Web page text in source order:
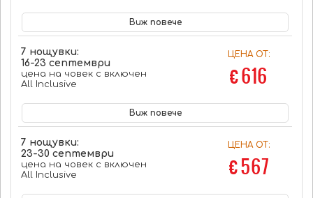
Виж повече
7 нощувки:
16-23 септември
цена на човек с включен
All Inclusive
ЦЕНА ОТ:
€ 616
Виж повече
7 нощувки:
23-30 септември
цена на човек с включен
All Inclusive
ЦЕНА ОТ:
€ 567